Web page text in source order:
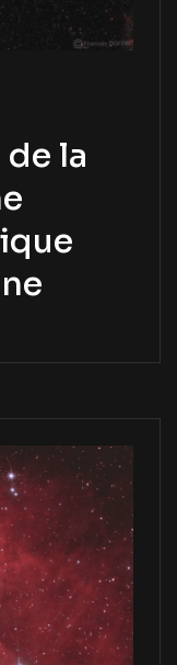
la